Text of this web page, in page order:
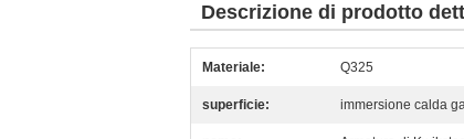
Descrizione di prodotto
Materiale: Q325
superficie: immersione calda